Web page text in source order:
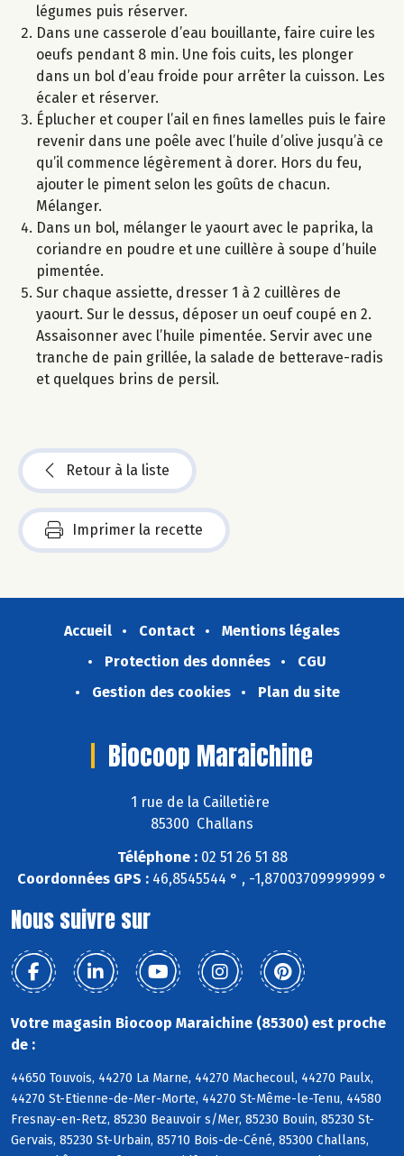
légumes puis réserver.
Dans une casserole d’eau bouillante, faire cuire les
oeufs pendant 8 min. Une fois cuits, les plonger
dans un bol d’eau froide pour arrêter la cuisson. Les
écaler et réserver.
Éplucher et couper l’ail en fines lamelles puis le faire
revenir dans une poêle avec l’huile d’olive jusqu’à ce
qu’il commence légèrement à dorer. Hors du feu,
ajouter le piment selon les goûts de chacun.
Mélanger.
Dans un bol, mélanger le yaourt avec le paprika, la
coriandre en poudre et une cuillère à soupe d’huile
pimentée.
Sur chaque assiette, dresser 1 à 2 cuillères de
yaourt. Sur le dessus, déposer un oeuf coupé en 2.
Assaisonner avec l’huile pimentée. Servir avec une
tranche de pain grillée, la salade de betterave-radis
et quelques brins de persil.
Retour à la liste
Imprimer la recette
Accueil Contact
Mentions légales
Protection des données
CGU
Gestion des cookies
Plan du site
Biocoop Maraichine
1 rue de la Cailletière
85300 Challans
Téléphone :02 51 26 51 88
Coordonnées GPS : 46,8545544 ° , -1,87003709999999 °
Nous suivre sur
Votre magasin Biocoop Maraichine (85300) est proche
de :
44650 Touvois, 44270 La Marne, 44270 Machecoul, 44270 Paulx,
44270 St-Etienne-de-Mer-Morte, 44270 St-Même-le-Tenu, 44580
Fresnay-en-Retz, 85230 Beauvoir s/Mer, 85230 Bouin, 85230 St-
Gervais, 85230 St-Urbain, 85710 Bois-de-Céné, 85300 Challans,